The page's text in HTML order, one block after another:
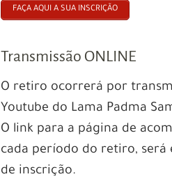
FAÇA AQUI A SUA INSCRIÇÃO
Transmissão ONLINE
O retiro ocorrerá por
Youtube do Lama Padma
O link para a página de
cada período do retiro,
de inscrição.